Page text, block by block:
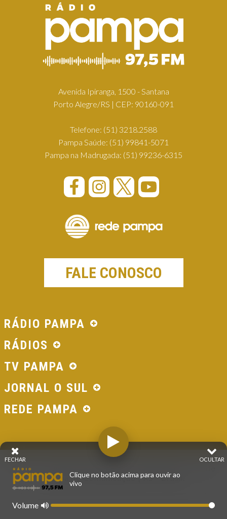
Avenida Ipiranga, 1500 - Santana
Porto Alegre/RS | CEP: 90160-091
Telefone: (51) 3218.2588
Pampa Saúde: (51) 99841-5071
Pampa na Madrugada: (51) 99236-6315
FALE CONOSCO
RÁDIO PAMPA
RÁDIOS
TV PAMPA
JORNAL O SUL
REDE PAMPA
© 2026 - Direitos Reservados - Rádio Pampa - Rede
Pampa de Comunicação | RS - Brasil.
OCULTAR
FECHAR
Clique no botão acima para ouvir ao
vivo
Volume